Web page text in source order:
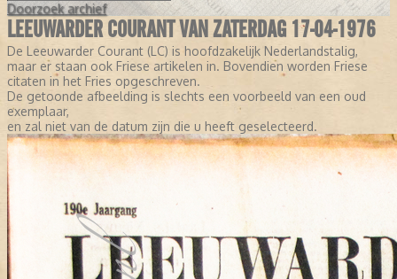
Doorzoek archief
LEEUWARDER COURANT VAN ZATERDAG 17-04-1976
De Leeuwarder Courant (LC) is hoofdzakelijk Nederlandstalig,
maar er staan ook Friese artikelen in. Bovendien worden Friese
citaten in het Fries opgeschreven.
De getoonde afbeelding is slechts een voorbeeld van een oud
exemplaar,
en zal niet van de datum zijn die u heeft geselecteerd.